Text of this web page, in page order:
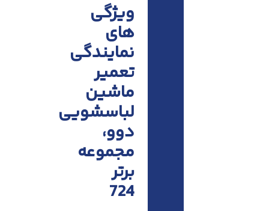
ویژگی
های
نمایندگی
تعمیر
ماشین
لباسشویی
دوو،
مجموعه
برتر
724